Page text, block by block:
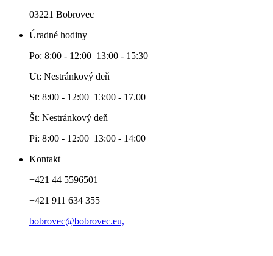
03221 Bobrovec
Úradné hodiny
Po: 8:00 - 12:00 13:00 - 15:30
Ut: Nestránkový deň
St: 8:00 - 12:00 13:00 - 17.00
Št: Nestránkový deň
Pi: 8:00 - 12:00 13:00 - 14:00
Kontakt
+421 44 5596501
+421 911 634 355
bobrovec@bobrovec.eu,